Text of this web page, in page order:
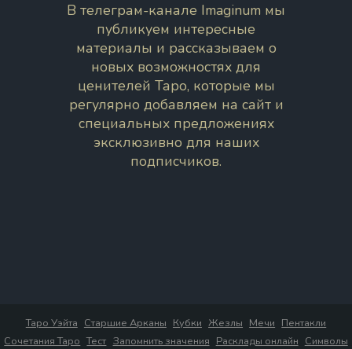
В телеграм-канале Imaginum мы
публикуем интересные
материалы и рассказываем о
новых возможностях для
ценителей Таро, которые мы
регулярно добавляем на сайт и
специальных предложениях
эксклюзивно для наших
подписчиков.
Таро Уэйта Старшие Арканы Кубки Жезлы Мечи Пентакли
Сочетания Таро Тест Запомнить значения Расклады онлайн Символы